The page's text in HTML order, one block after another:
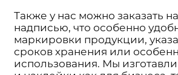
Также у нас можно заказать
надписью, что особенно
маркировки продукции,
сроков хранения или
использования. Мы